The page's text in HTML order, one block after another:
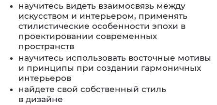
научитесь видеть взаимосвязь между
искусством и интерьером, применять
стилистические особенности эпохи в
проектировании современных
пространств
научитесь использовать восточные мотивы
и принципы при создании гармоничных
интерьеров
найдете свой собственный стиль
в дизайне